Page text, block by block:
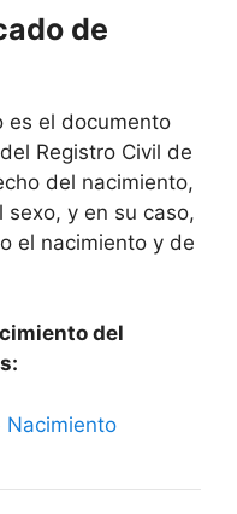
de
es el documento
Registro Civil de
del nacimiento,
y en su caso,
el nacimiento y de
del
Nacimiento